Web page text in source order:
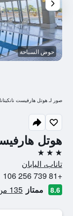
هوتل
3 نجوم
تاناب، اليابان
+81 739 256 106
8.6 ممتاز 135 من التقييمات تم التحقق منها
حوض السباحة
صور لـ هوتل هارفيست